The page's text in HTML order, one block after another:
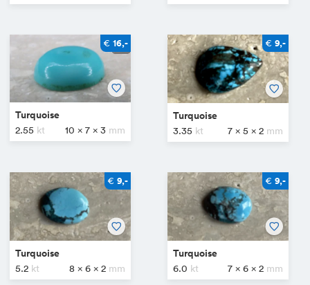
€ 16,-
Turquoise
2.55 10 x 7 x 3
€ 9,-
Turquoise
3.35 7 x 5 x 2
€ 9,-
Turquoise
5.2 8 x 6 x 2
€ 9,-
Turquoise
6.0 7 x 6 x 2